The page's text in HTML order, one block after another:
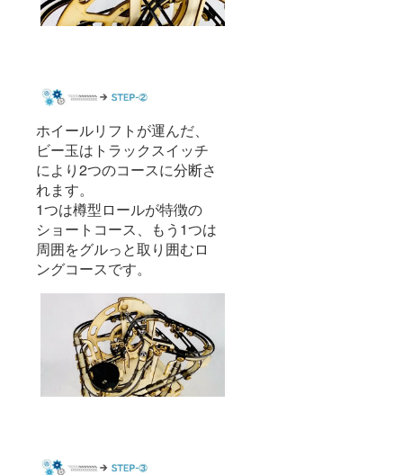
ホイールリフトが運んだ、
ビー玉はトラックスイッチ
により2つのコースに分断さ
れます。
1つは樽型ロールが特徴の
ショートコース、もう1つは
周囲をグルっと取り囲むロ
ングコースです。